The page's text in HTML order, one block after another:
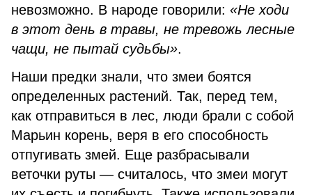
невозможно. В народе говорили: «Не ходи
в этот день в травы, не тревожь лесные
чащи, не пытай судьбы».
Наши предки знали, что змеи боятся
определенных растений. Так, перед тем,
как отправиться в лес, люди брали с собой
Марьин корень, веря в его способность
отпугивать змей. Еще разбрасывали
веточки руты — считалось, что змеи могут